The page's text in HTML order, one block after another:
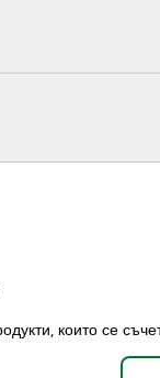
които се